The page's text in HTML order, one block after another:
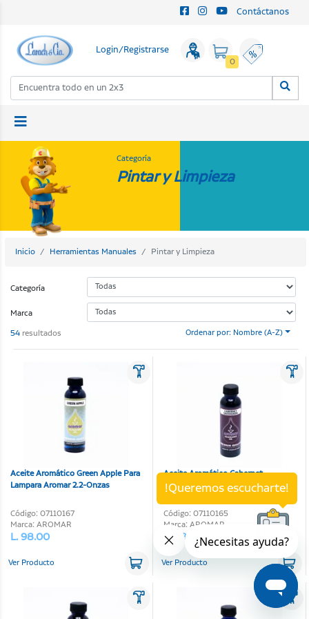
Contáctanos
Login/Registrarse
0
Categoría
Pintar y Limpieza
Inicio Herramientas Manuales Pintar y Limpieza
Categoría
Marca
54 resultados Ordenar por: Nombre (A-Z)
Aceite Aromático Green Apple Para
Lampara Aromar 2.2-Onzas
Código: 07110167
Marca: AROMAR
L. 98.00
Ver Producto
Aceite Aromático Cabernet
Sauvignon Para Lampara Aromar
2.2-Onzas
Código: 07110165
Marca: AROMAR
L. 98.00
Ver Producto
!Queremos escucharte!